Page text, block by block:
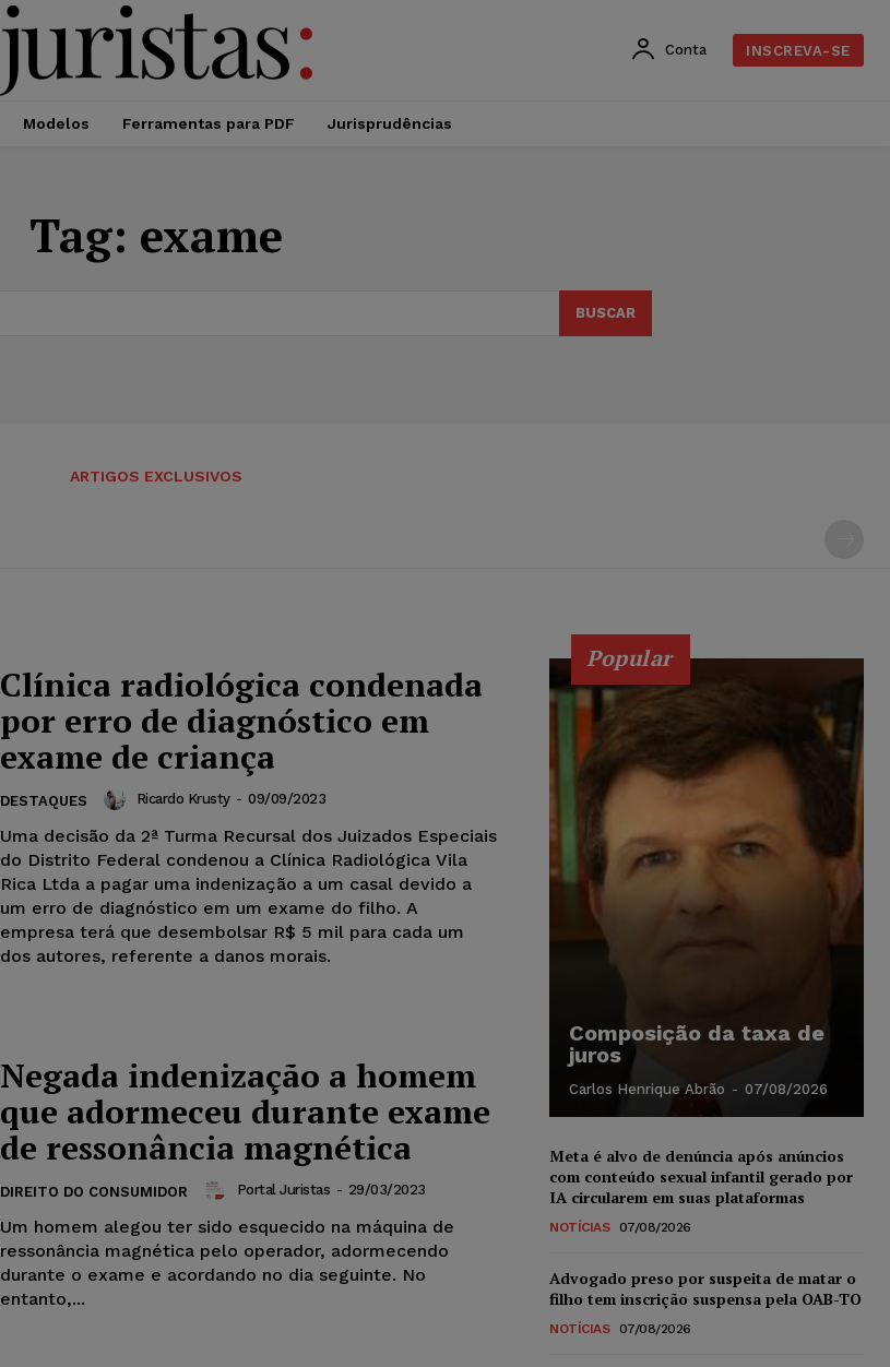
Conta INSCREVA-SE
Modelos Ferramentas para PDF Jurisprudências
Tag: exame
BUSCAR
ARTIGOS EXCLUSIVOS
Clínica radiológica condenada
por erro de diagnóstico em
exame de criança
DESTAQUES Ricardo Krusty - 09/09/2023
Uma decisão da 2ª Turma Recursal dos Juizados Especiais
do Distrito Federal condenou a Clínica Radiológica Vila
Rica Ltda a pagar uma indenização a um casal devido a
um erro de diagnóstico em um exame do filho. A
empresa terá que desembolsar R$ 5 mil para cada um
dos autores, referente a danos morais.
Negada indenização a homem
que adormeceu durante exame
de ressonância magnética
DIREITO DO CONSUMIDOR Portal Juristas - 29/03/2023
Um homem alegou ter sido esquecido na máquina de
ressonância magnética pelo operador, adormecendo
durante o exame e acordando no dia seguinte. No
entanto,...
Popular
Composição da taxa de
juros
Carlos Henrique Abrão - 07/08/2026
Meta é alvo de denúncia após anúncios
com conteúdo sexual infantil gerado por
IA circularem em suas plataformas
NOTÍCIAS 07/08/2026
Advogado preso por suspeita de matar o
filho tem inscrição suspensa pela OAB-TO
NOTÍCIAS 07/08/2026